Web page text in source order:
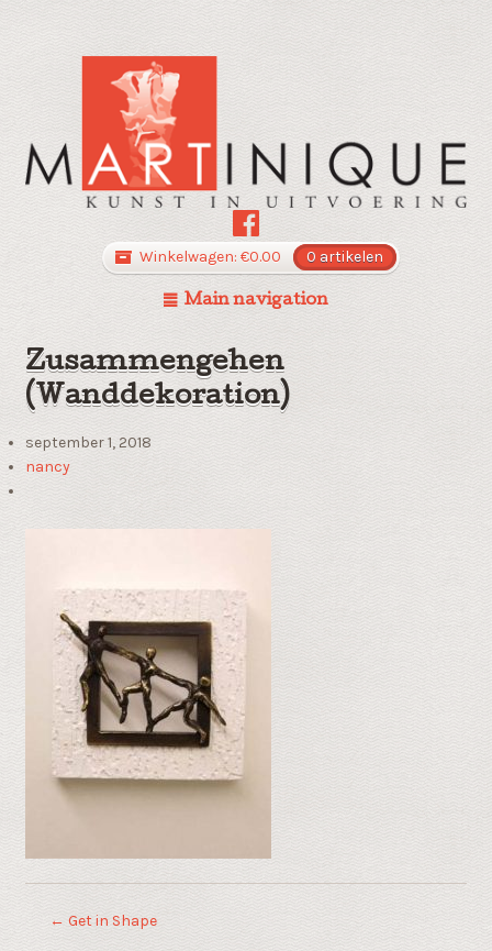
Winkelwagen: €0.00 0 artikelen
Main navigation
Zusammengehen
(Wanddekoration)
september 1, 2018
nancy
← Get in Shape